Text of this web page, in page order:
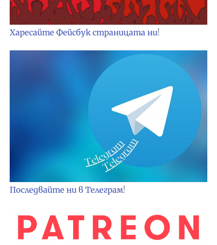
Харесайте Фейсбук страницата ни!
Последвайте ни в Телеграм!